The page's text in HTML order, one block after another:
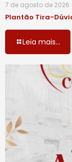
7 de agosto de 2026
Plantão Tira-
Leia mais...